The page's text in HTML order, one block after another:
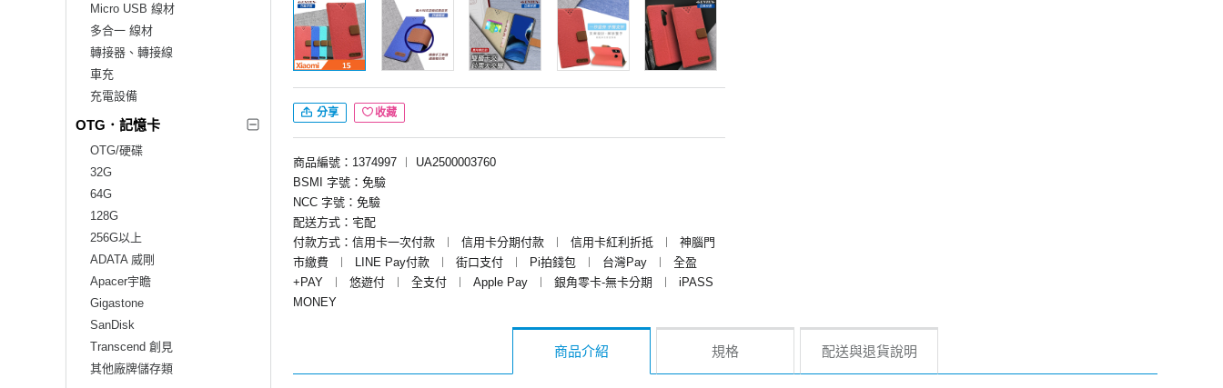
Micro USB 線材
多合一 線材
轉接器、轉接線
車充
充電設備
OTG．記憶卡
OTG/硬碟
32G
64G
128G
256G以上
ADATA 威剛
Apacer宇瞻
Gigastone
SanDisk
Transcend 創見
其他廠牌儲存類
分享 收藏
商品編號：1374997 ︱
UA2500003760
BSMI 字號：免驗
NCC 字號：免驗
配送方式：宅配
付款方式：信用卡一次付款
︱ 信用卡分期付款 ︱ 信用卡紅利折抵 ︱
神腦門
市繳費
︱ LINE Pay付款 ︱ 街口支付 ︱ Pi拍錢包 ︱ 台灣Pay ︱
全盈
+PAY
︱ 悠遊付 ︱ 全支付 ︱ Apple Pay ︱ 銀角零卡-無卡分期 ︱
iPASS
MONEY
商品介紹 規格 配送與退貨說明